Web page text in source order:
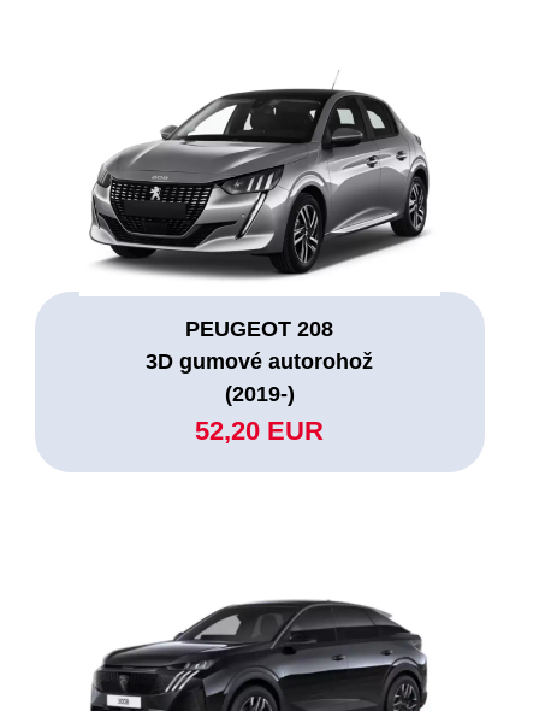
PEUGEOT 208
3D gumové autorohož
(2019-)
52,20 EUR